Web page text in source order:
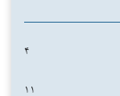
۴
۱۱